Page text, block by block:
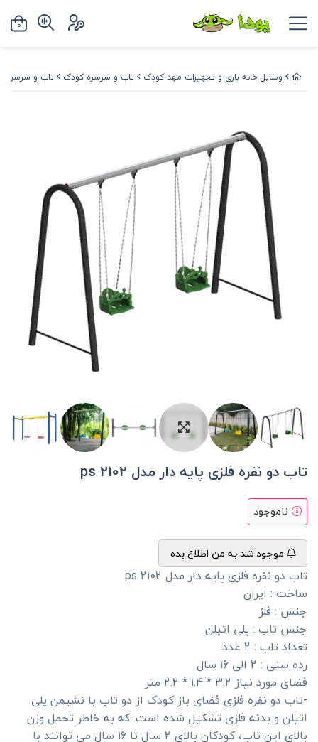
وسایل خانه بازی و تجهیزات مهد کودک تاب و سرسره کودک تاب و سرسره
تاب دو نفره فلزی پایه دار مدل ps 2102
ناموجود
موجود شد به من اطلاع بده
تاب دو نفره فلزی پایه دار مدل ps 2102
ساخت : ایران
جنس : فلز
جنس تاب : پلی اتیلن
تعداد تاب : 2 عدد
رده سنی : 2 الی 16 سال
فضای مورد نیاز 3.2 * 1.4 * 2.2 متر
-تاب دو نفره فلزی فضای باز کودک از دو تاب با نشیمن پلی
اتیلن و بدنه فلزی تشکیل شده است. که به خاطر تحمل وزن
بالای این تاب، کودکان بالای 2 سال تا 16 سال می توانند با
0